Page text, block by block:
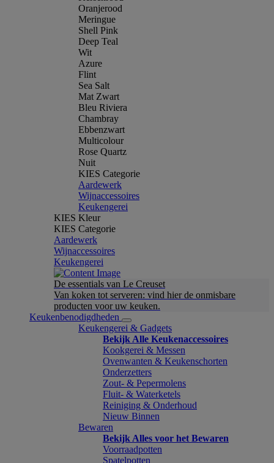
Oranjerood
Meringue
Shell Pink
Deep Teal
Wit
Azure
Flint
Sea Salt
Mat Zwart
Bleu Riviera
Chambray
Ebbenzwart
Multicolour
Rose Quartz
Nuit
KIES Categorie
Aardewerk
Wijnaccessoires
Keukengerei
KIES Kleur
KIES Categorie
Aardewerk
Wijnaccessoires
Keukengerei
De essentials van Le Creuset
Van koken tot serveren: vind hier de onmisbare
producten voor uw keuken.
Keukenbenodigdheden
Keukengerei & Gadgets
Bekijk Alle Keukenaccessoires
Kookgerei & Messen
Ovenwanten & Keukenschorten
Onderzetters
Zout- & Pepermolens
Fluit- & Waterketels
Reiniging & Onderhoud
Nieuw Binnen
Bewaren
Bekijk Alles voor het Bewaren
Voorraadpotten
Spatelpotten